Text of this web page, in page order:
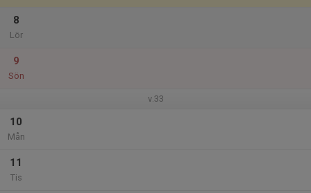
8
Lör
9
Sön
v.33
10
Mån
11
Tis